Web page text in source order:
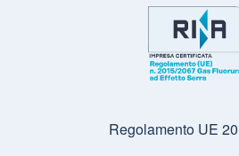
Regolamento UE